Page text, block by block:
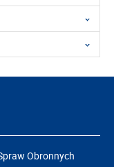
Obronnych